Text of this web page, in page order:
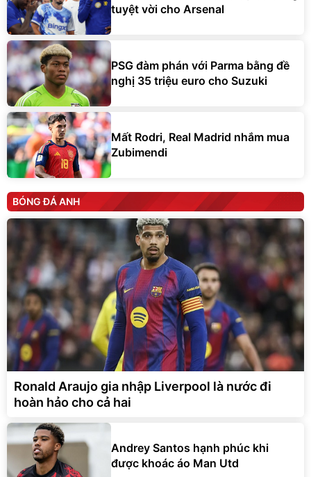
tuyệt vời cho Arsenal
PSG đàm phán với Parma bằng đề
nghị 35 triệu euro cho Suzuki
Mất Rodri, Real Madrid nhắm mua
Zubimendi
BÓNG ĐÁ ANH
Ronald Araujo gia nhập Liverpool là nước đi
hoàn hảo cho cả hai
Andrey Santos hạnh phúc khi
được khoác áo Man Utd